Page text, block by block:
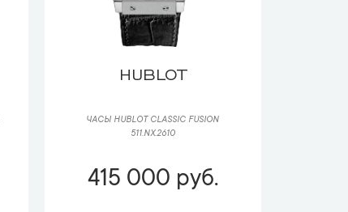
HUBLOT
ЧАСЫ HUBLOT CLASSIC FUSION
511.NX.2610
415 000 руб.